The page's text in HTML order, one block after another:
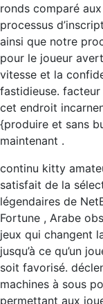
ronds comparé
processus
ainsi que notre
pour le joueur
vitesse et la
fastidieuse.
cet endroit
{produire et sans
maintenant .
continu kitty
satisfait de la
légendaires de
Fortune , Arabe
jeux qui changent
jusqu’à ce qu’un
soit favorisé.
machines à sous
permettant aux